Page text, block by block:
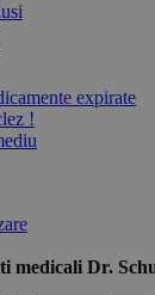
expirate
!
medicali Dr.